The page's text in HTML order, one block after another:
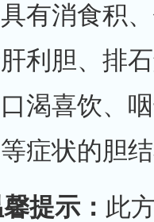
有消食积
利胆、排
渴喜饮、
症状的胆
提示： 此